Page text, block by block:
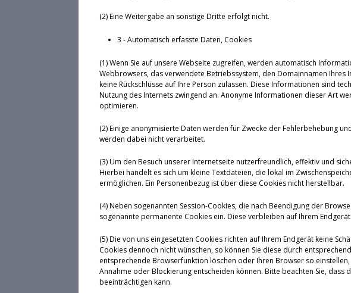
(2) Eine Weitergabe an sonstige Dritte erfolgt nicht.
3 - Automatisch erfasste Daten, Cookies
(1) Wenn Sie auf unsere Webseite zugreifen, werden automatisch
Webbrowsers, das verwendete Betriebssystem, den Domainnamen Ihres
keine Rückschlüsse auf Ihre Person zulassen. Diese Informationen sind
Nutzung des Internets zwingend an. Anonyme Informationen dieser Art
optimieren.
(2) Einige anonymisierte Daten werden für Zwecke der Fehlerbehebung
werden dabei nicht verarbeitet.
(3) Um den Besuch unserer Internetseite nutzerfreundlich, effektiv und
Hierbei handelt es sich um kleine Textdateien, die lokal im
ermöglichen. Ein Personenbezug ist über diese Cookies nicht herstellbar.
(4) Neben sogenannten Session-Cookies, die nach Beendigung der
sogenannte permanente Cookies ein. Diese verbleiben auf Ihrem
(5) Die von uns eingesetzten Cookies richten auf Ihrem Endgerät keine
Cookies dennoch nicht wünschen, so können Sie diese durch
entsprechende Browserfunktion löschen oder Ihren Browser so
Annahme oder Blockierung entscheiden können. Bitte beachten Sie,
beeinträchtigen kann.